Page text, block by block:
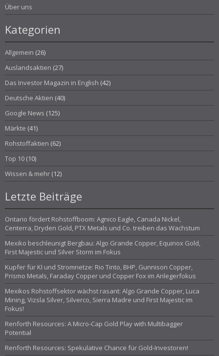
Über uns
Kategorien
Allgemein (26)
Auslandsaktien (27)
Das Investor Magazin in English (42)
Deutsche Aktien (40)
Google News (125)
Märkte (41)
Rohstoffaktien (62)
Top 10 (10)
Wissen & mehr (12)
Letzte Beiträge
Ontario fördert Rohstoffboom: Agnico Eagle, Canada Nickel,
Centerra, Dryden Gold, PTX Metals und Co. treiben das Wachstum
Mexiko beschleunigt Bergbau: Algo Grande Copper, Equinox Gold,
First Majestic und Silver Storm im Fokus
Kupfer für KI und Stromnetze: Rio Tinto, BHP, Gunnison Copper,
Prismo Metals, Faraday Copper und Copper Fox im Anlegerfokus
Mexikos Rohstoffsektor wächst rasant: Algo Grande Copper, Luca
Mining, Vizsla Silver, Silverco, Sierra Madre und First Majestic im
Fokus!
Renforth Resources: A Micro-Cap Gold Play with Multibagger
Potential
Renforth Resources: Spekulative Chance für Gold-Investoren!